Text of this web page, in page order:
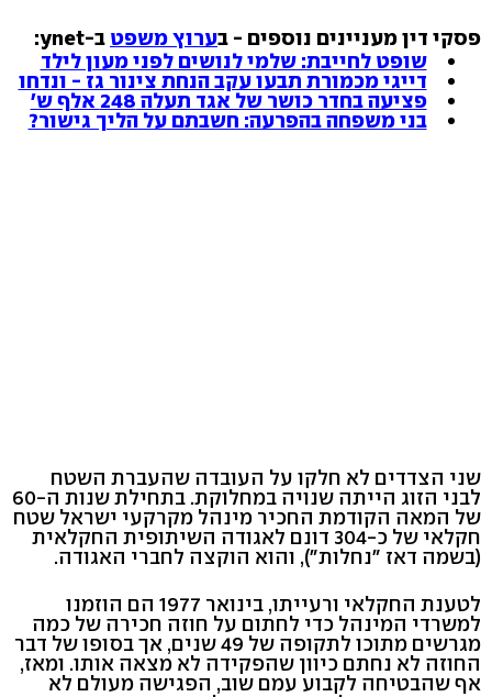
פסקי דין מעניינים נוספים - בערוץ משפט ב-ynet:
שופט לחייבת: שלמי לנושים לפני מעון לילד
דייגי מכמורת תבעו עקב הנחת צינור גז - ונדחו
פציעה בחדר כושר של אגד תעלה 248 אלף ש'
בני משפחה בהפרעה: חשבתם על הליך גישור?
שני הצדדים לא חלקו על העובדה שהעברת השטח
לבני הזוג הייתה שנויה במחלוקת. בתחילת שנות ה-60
של המאה הקודמת החכיר מינהל מקרקעי ישראל שטח
חקלאי של כ-304 דונם לאגודה השיתופית החקלאית
(בשמה דאז "נחלות"), והוא הוקצה לחברי האגודה.
לטענת החקלאי ורעייתו, בינואר 1977 הם הוזמנו
למשרדי המינהל כדי לחתום על חוזה חכירה של כמה
מגרשים מתוכו לתקופה של 49 שנים, אך בסופו של דבר
החוזה לא נחתם כיוון שהפקידה לא מצאה אותו. ומאז,
אף שהבטיחה לקבוע עמם שוב, הפגישה מעולם לא